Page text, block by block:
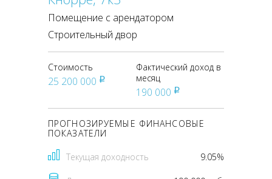
Помещение с арендатором
Строительный двор
Стоимость
25 200 000 pуб
Фактический доход в
месяц
190 000 pуб
ПРОГНОЗИРУЕМЫЕ ФИНАНСОВЫЕ
ПОКАЗАТЕЛИ
Текущая доходность 9.05%